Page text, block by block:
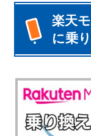
楽天
に乗